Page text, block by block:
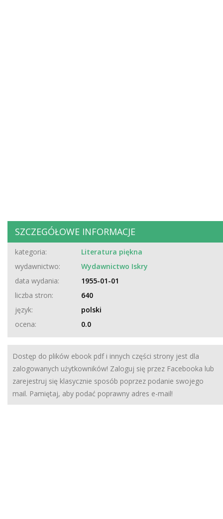
SZCZEGÓŁOWE INFORMACJE
kategoria:
Literatura piękna
wydawnictwo:
Wydawnictwo Iskry
data wydania:
1955-01-01
liczba stron:
640
język:
polski
ocena:
0.0
Dostęp do plików ebook pdf i innych części strony jest dla
zalogowanych użytkowników! Zaloguj się przez Facebooka lub
zarejestruj się klasycznie sposób poprzez podanie swojego
mail. Pamiętaj, aby podać poprawny adres e-mail!